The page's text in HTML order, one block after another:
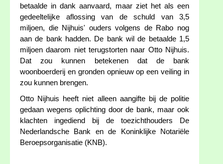
betaalde in dank aanvaard, maar ziet het als een
gedeeltelijke aflossing van de schuld van 3,5
miljoen, die Nijhuis' ouders volgens de Rabo nog
aan de bank hadden. De bank wil de betaalde 1,5
miljoen daarom niet terugstorten naar Otto Nijhuis.
Dat zou kunnen betekenen dat de bank
woonboerderij en gronden opnieuw op een veiling in
zou kunnen brengen.
Otto Nijhuis heeft niet alleen aangifte bij de politie
gedaan wegens oplichting door de bank, maar ook
klachten ingediend bij de toezichthouders De
Nederlandsche Bank en de Koninklijke Notariële
Beroepsorganisatie (KNB).